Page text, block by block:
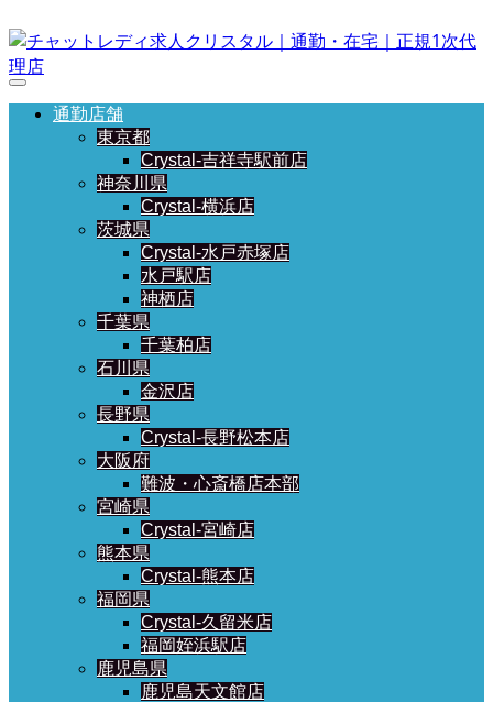
通勤店舗
東京都
Crystal-吉祥寺駅前店
神奈川県
Crystal-横浜店
茨城県
Crystal-水戸赤塚店
水戸駅店
神栖店
千葉県
千葉柏店
石川県
金沢店
長野県
Crystal-長野松本店
大阪府
難波・心斎橋店本部
宮崎県
Crystal-宮崎店
熊本県
Crystal-熊本店
福岡県
Crystal-久留米店
福岡姪浜駅店
鹿児島県
鹿児島天文館店